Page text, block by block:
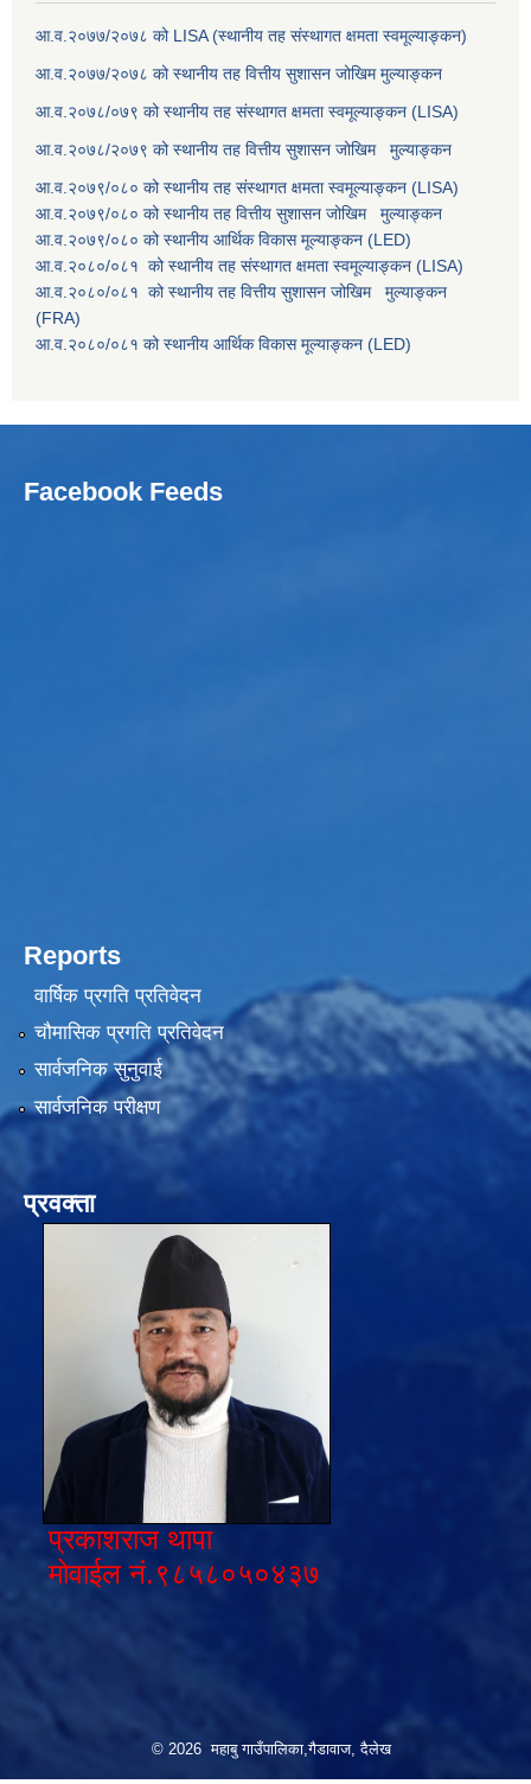
आ.व.२०७७/२०७८ को LISA (स्थानीय तह संस्थागत क्षमता स्वमूल्याङ्कन)
आ.व.२०७७/२०७८ को स्थानीय तह वित्तीय सुशासन जोखिम मुल्याङ्कन
आ.व.२०७८/०७९ को स्थानीय तह संस्थागत क्षमता स्वमूल्याङ्कन (LISA)
आ.व.२०७८/२०७९ को स्थानीय तह वित्तीय सुशासन जोखिम मुल्याङ्कन
आ.व.२०७९/०८० को स्थानीय तह संस्थागत क्षमता स्वमूल्याङ्कन (LISA)
आ.व.२०७९/०८० को स्थानीय तह वित्तीय सुशासन जोखिम मुल्याङ्कन
आ.व.२०७९/०८० को स्थानीय आर्थिक विकास मूल्याङ्कन (LED)
आ.व.२०८०/०८१ को स्थानीय तह संस्थागत क्षमता स्वमूल्याङ्कन (LISA)
आ.व.२०८०/०८१ को स्थानीय तह वित्तीय सुशासन जोखिम मुल्याङ्कन
(FRA)
आ.व.२०८०/०८१ को स्थानीय आर्थिक विकास मूल्याङ्कन (LED)
Facebook Feeds
Reports
वार्षिक प्रगति प्रतिवेदन
चौमासिक प्रगति प्रतिवेदन
सार्वजनिक सुनुवाई
सार्वजनिक परीक्षण
प्रवक्ता
प्रकाशराज थापा
मोवाईल नं.९८५८०५०४३७
© 2026 महाबु गाउँपालिका,गैडावाज, दैलेख